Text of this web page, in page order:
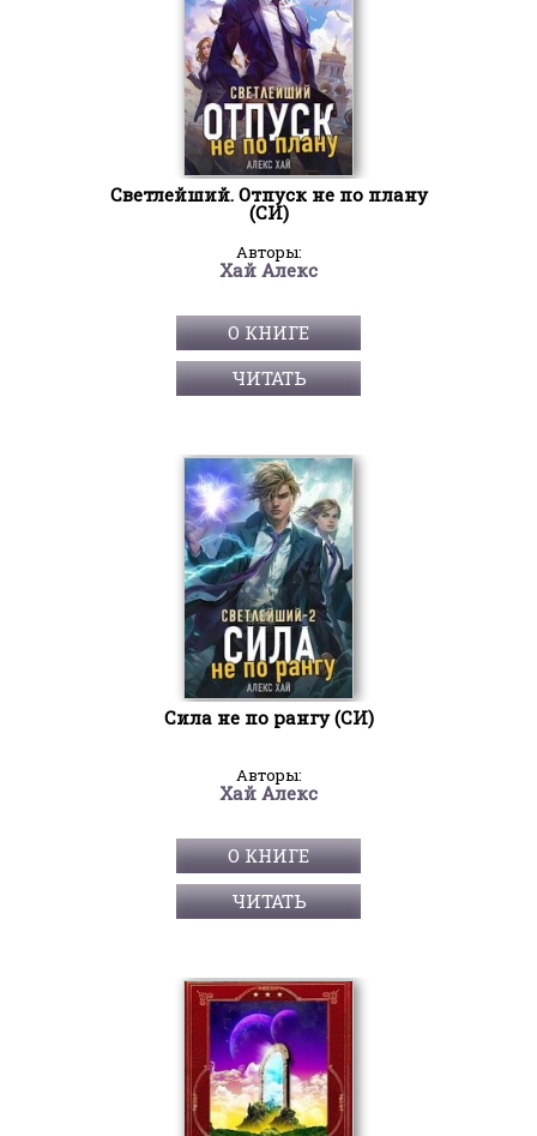
Светлейший. Отпуск не по плану
(СИ)
Авторы:
Хай Алекс
О КНИГЕ
ЧИТАТЬ
Сила не по рангу (СИ)
Авторы:
Хай Алекс
О КНИГЕ
ЧИТАТЬ